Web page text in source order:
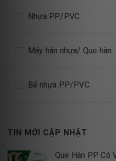
Nhựa PP/PVC
Máy hàn nhựa/ Que hàn
Bể nhựa PP/PVC
TIN MỚI CẬP NHẬT
Que Hàn PP Có